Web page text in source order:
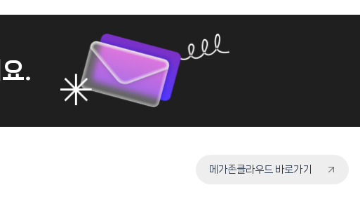
.
메가존클라우드 바로가기